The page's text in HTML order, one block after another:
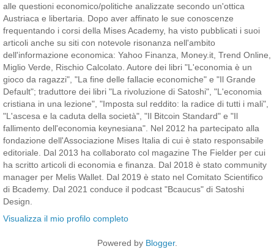
alle questioni economico/politiche analizzate secondo un'ottica
Austriaca e libertaria. Dopo aver affinato le sue conoscenze
frequentando i corsi della Mises Academy, ha visto pubblicati i suoi
articoli anche su siti con notevole risonanza nell'ambito
dell'informazione economica: Yahoo Finanza, Money.it, Trend Online,
Miglio Verde, Rischio Calcolato. Autore dei libri "L'economia è un
gioco da ragazzi", "La fine delle fallacie economiche" e "Il Grande
Default"; traduttore dei libri "La rivoluzione di Satoshi", "L'economia
cristiana in una lezione", "Imposta sul reddito: la radice di tutti i mali",
"L'ascesa e la caduta della società", "Il Bitcoin Standard" e "Il
fallimento dell'economia keynesiana". Nel 2012 ha partecipato alla
fondazione dell'Associazione Mises Italia di cui è stato responsabile
editoriale. Dal 2013 ha collaborato col magazine The Fielder per cui
ha scritto articoli di economia e finanza. Dal 2018 è stato community
manager per Melis Wallet. Dal 2019 è stato nel Comitato Scientifico
di Bcademy. Dal 2021 conduce il podcast "Bcaucus" di Satoshi
Design.
Visualizza il mio profilo completo
Powered by Blogger.